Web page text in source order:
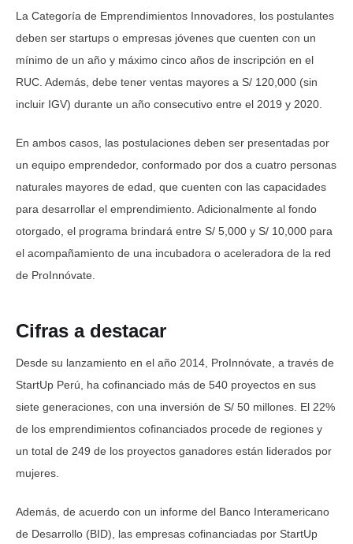
La Categoría de Emprendimientos Innovadores, los postulantes
deben ser startups o empresas jóvenes que cuenten con un
mínimo de un año y máximo cinco años de inscripción en el
RUC. Además, debe tener ventas mayores a S/ 120,000 (sin
incluir IGV) durante un año consecutivo entre el 2019 y 2020.
En ambos casos, las postulaciones deben ser presentadas por
un equipo emprendedor, conformado por dos a cuatro personas
naturales mayores de edad, que cuenten con las capacidades
para desarrollar el emprendimiento. Adicionalmente al fondo
otorgado, el programa brindará entre S/ 5,000 y S/ 10,000 para
el acompañamiento de una incubadora o aceleradora de la red
de ProInnóvate.
Cifras a destacar
Desde su lanzamiento en el año 2014, ProInnóvate, a través de
StartUp Perú, ha cofinanciado más de 540 proyectos en sus
siete generaciones, con una inversión de S/ 50 millones. El 22%
de los emprendimientos cofinanciados procede de regiones y
un total de 249 de los proyectos ganadores están liderados por
mujeres.
Además, de acuerdo con un informe del Banco Interamericano
de Desarrollo (BID), las empresas cofinanciadas por StartUp